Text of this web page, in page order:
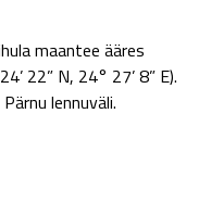
maantee ääres
22” N, 24° 27’ 8” E).
lennuväli.